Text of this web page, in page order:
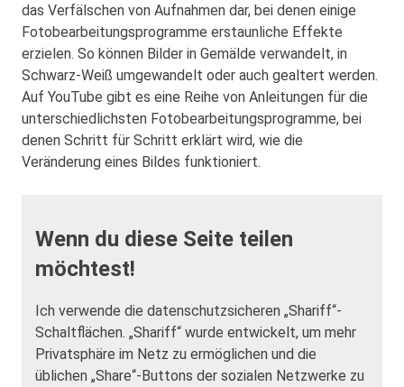
das Verfälschen von Aufnahmen dar, bei denen einige
Fotobearbeitungsprogramme erstaunliche Effekte
erzielen. So können Bilder in Gemälde verwandelt, in
Schwarz-Weiß umgewandelt oder auch gealtert werden.
Auf YouTube gibt es eine Reihe von Anleitungen für die
unterschiedlichsten Fotobearbeitungsprogramme, bei
denen Schritt für Schritt erklärt wird, wie die
Veränderung eines Bildes funktioniert.
Wenn du diese Seite teilen
möchtest!
Ich verwende die datenschutzsicheren „Shariff“-
Schaltflächen. „Shariff“ wurde entwickelt, um mehr
Privatsphäre im Netz zu ermöglichen und die
üblichen „Share“-Buttons der sozialen Netzwerke zu